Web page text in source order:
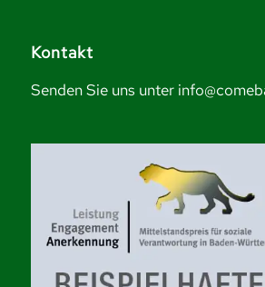
Kontakt
Senden Sie uns unter